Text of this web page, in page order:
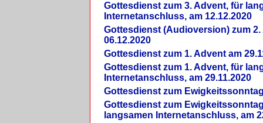
Gottesdienst zum 3. Advent, für
Internetanschluss, am 12.12.2020
Gottesdienst (Audioversion) zum 2.
06.12.2020
Gottesdienst zum 1. Advent am
Gottesdienst zum 1. Advent, für
Internetanschluss, am 29.11.2020
Gottesdienst zum
Gottesdienst zum
langsamen Internetanschluss, am